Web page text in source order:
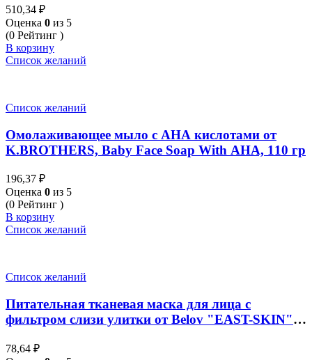
510,34 ₽
Оценка 0 из 5
(0 Рейтинг )
В корзину
Список желаний
Список желаний
Омолаживающее мыло с АНА кислотами от
K.BROTHERS, Baby Face Soap With AHA, 110 гр
196,37 ₽
Оценка 0 из 5
(0 Рейтинг )
В корзину
Список желаний
Список желаний
Питательная тканевая маска для лица с
фильтром слизи улитки от Belov "EAST-SKIN"
78,64 ₽